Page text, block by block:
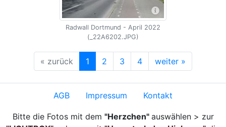
Radwall Dortmund - April 2022
(_22A6202.JPG)
« zurück 1 2 3 4 weiter »
AGB Impressum Kontakt
Bitte die Fotos mit dem "Herzchen" auswählen > zur